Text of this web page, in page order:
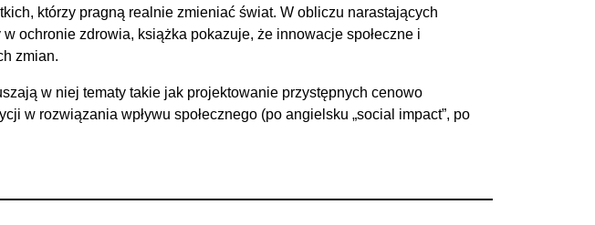
którzy pragną realnie zmieniać świat. W obliczu narastających
ochronie zdrowia, książka pokazuje, że innowacje społeczne i
zmian.
w niej tematy takie jak projektowanie przystępnych cenowo
w rozwiązania wpływu społecznego (po angielsku „social impact”, po